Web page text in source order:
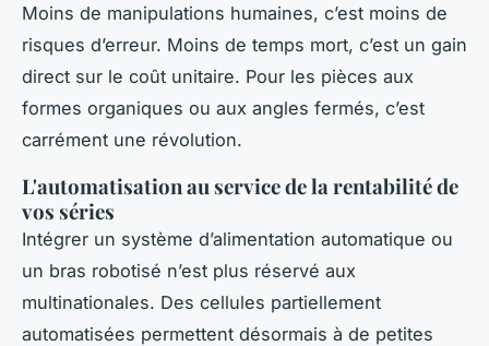
Moins de manipulations humaines, c’est moins de
risques d’erreur. Moins de temps mort, c’est un gain
direct sur le coût unitaire. Pour les pièces aux
formes organiques ou aux angles fermés, c’est
carrément une révolution.
L'automatisation au service de la rentabilité de
vos séries
Intégrer un système d’alimentation automatique ou
un bras robotisé n’est plus réservé aux
multinationales. Des cellules partiellement
automatisées permettent désormais à de petites